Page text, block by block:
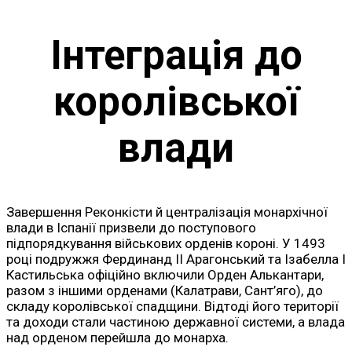
Інтеграція до
королівської
влади
Завершення Реконкісти й централізація монархічної
влади в Іспанії призвели до поступового
підпорядкування військових орденів короні. У 1493
році подружжя Фердинанд II Арагонський та Ізабелла I
Кастильська офіційно включили Орден Алькантари,
разом з іншими орденами (Калатрави, Сант’яго), до
складу королівської спадщини. Відтоді його території
та доходи стали частиною державної системи, а влада
над орденом перейшла до монарха.